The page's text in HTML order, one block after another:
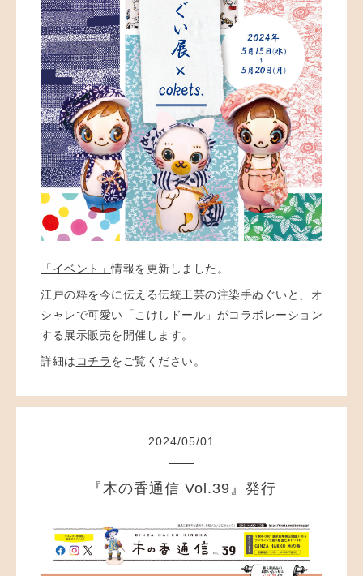
「イベント」情報を更新しました。
江戸の粋を今に伝える伝統工芸の注染手ぬぐいと、オ
シャレで可愛い「こけしドール」がコラボレーション
する展示販売を開催します。
詳細は コチラをご覧ください。
2024/05/01
『木の香通信 Vol.39』発行